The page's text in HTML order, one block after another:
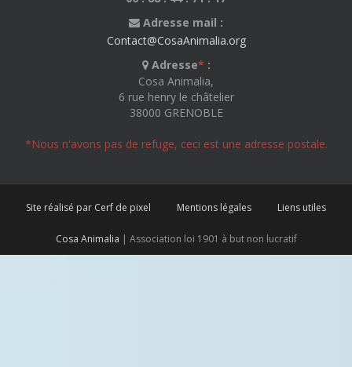
Adresse mail :
Contact@CosaAnimalia.org
Adresse* :
Cosa Animalia,
6 rue henry le châtelier
38000 GRENOBLE
*Nous n'avons pas de refuge, ceci est une adresse postale.
Site réalisé par Cerf de pixel Mentions légales Liens utiles
Cosa Animalia | Association loi 1901 à but non lucratif